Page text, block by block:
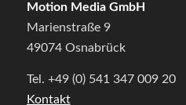
Motion Media GmbH
Marienstraße 9
49074 Osnabrück
Tel. +49 (0) 541 347 009 20
Kontakt